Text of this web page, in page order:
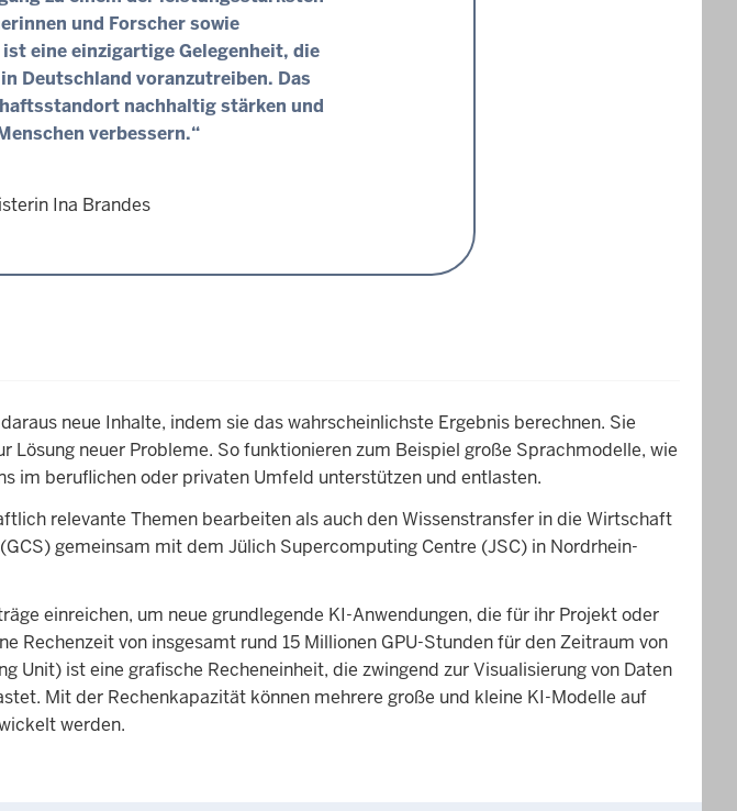
und Forscher sowie
eine einzigartige Gelegenheit, die
Deutschland voranzutreiben. Das
nachhaltig stärken und
verbessern.“
Ina Brandes
neue Inhalte, indem sie das wahrscheinlichste Ergebnis berechnen. Sie
Lösung neuer Probleme. So funktionieren zum Beispiel große Sprachmodelle, wie
im beruflichen oder privaten Umfeld unterstützen und entlasten.
relevante Themen bearbeiten als auch den Wissenstransfer in die Wirtschaft
gemeinsam mit dem Jülich Supercomputing Centre (JSC) in Nordrhein-
einreichen, um neue grundlegende KI-Anwendungen, die für ihr Projekt oder
von insgesamt rund 15 Millionen GPU-Stunden für den Zeitraum von
Unit) ist eine grafische Recheneinheit, die zwingend zur Visualisierung von Daten
Mit der Rechenkapazität können mehrere große und kleine KI-Modelle auf
werden.